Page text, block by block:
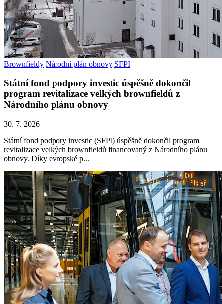
Brownfieldy Národní plán obnovy SFPI
Státní fond podpory investic úspěšně dokončil
program revitalizace velkých brownfieldů z
Národního plánu obnovy
30. 7. 2026
Státní fond podpory investic (SFPI) úspěšně dokončil program
revitalizace velkých brownfieldů financovaný z Národního plánu
obnovy. Díky evropské p...